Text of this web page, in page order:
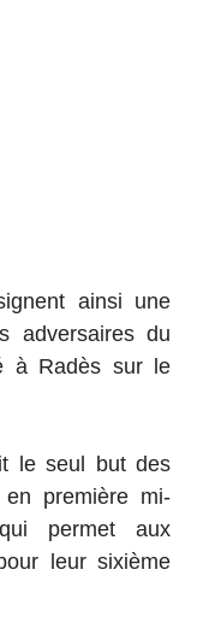
ainsi une
adversaires du
à Radès sur le
le seul but des
en première mi-
permet aux
leur sixième